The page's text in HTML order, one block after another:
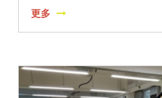
更多